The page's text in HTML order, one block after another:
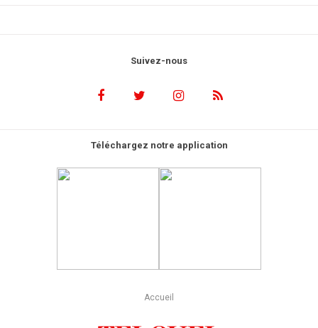
Suivez-nous
Téléchargez notre application
Accueil